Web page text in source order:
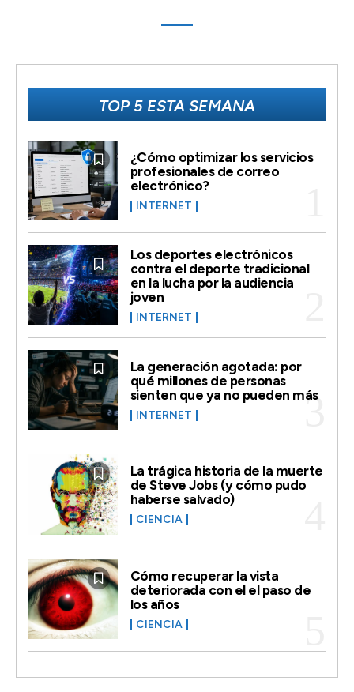
TOP 5 ESTA SEMANA
¿Cómo optimizar los servicios
profesionales de correo
electrónico?
INTERNET
Los deportes electrónicos
contra el deporte tradicional
en la lucha por la audiencia
joven
INTERNET
La generación agotada: por
qué millones de personas
sienten que ya no pueden más
INTERNET
La trágica historia de la muerte
de Steve Jobs (y cómo pudo
haberse salvado)
CIENCIA
Cómo recuperar la vista
deteriorada con el el paso de
los años
CIENCIA